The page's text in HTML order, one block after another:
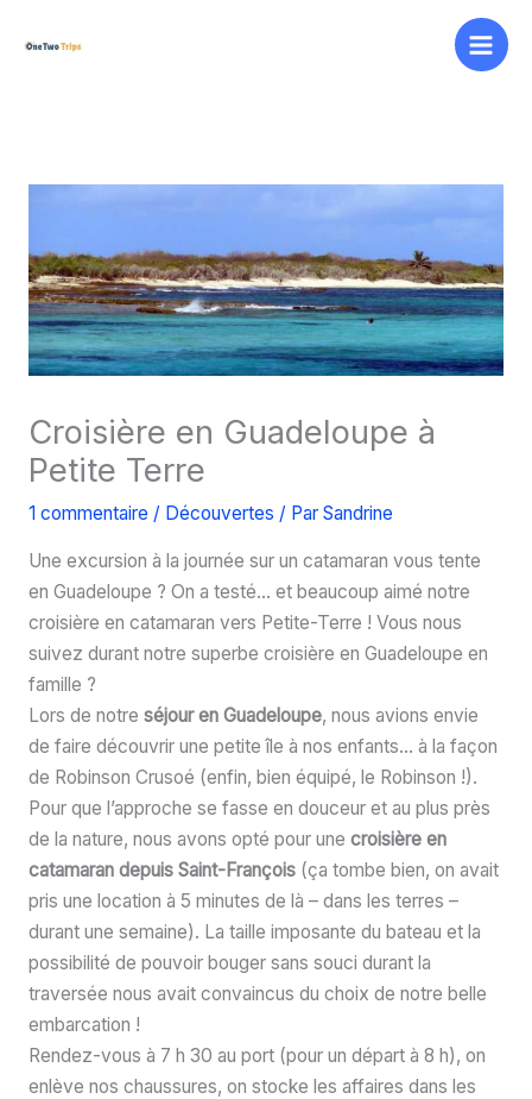
Croisière en Guadeloupe à
Petite Terre
1 commentaire / Découvertes / Par Sandrine
Une excursion à la journée sur un catamaran vous tente
en Guadeloupe ? On a testé… et beaucoup aimé notre
croisière en catamaran vers Petite-Terre ! Vous nous
suivez durant notre superbe croisière en Guadeloupe en
famille ?
Lors de notre séjour en Guadeloupe, nous avions envie
de faire découvrir une petite île à nos enfants… à la façon
de Robinson Crusoé (enfin, bien équipé, le Robinson !).
Pour que l’approche se fasse en douceur et au plus près
de la nature, nous avons opté pour une croisière en
catamaran depuis Saint-François(ça tombe bien, on avait
pris une location à 5 minutes de là – dans les terres –
durant une semaine). La taille imposante du bateau et la
possibilité de pouvoir bouger sans souci durant la
traversée nous avait convaincus du choix de notre belle
embarcation !
Rendez-vous à 7 h 30 au port (pour un départ à 8 h), on
enlève nos chaussures, on stocke les affaires dans les